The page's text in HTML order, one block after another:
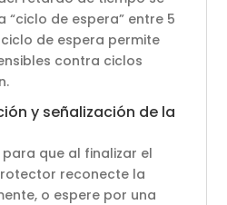
“ciclo de espera” entre 5
de espera permite
contra ciclos
y señalización de la
que al finalizar el
reconecte la
o espere por una